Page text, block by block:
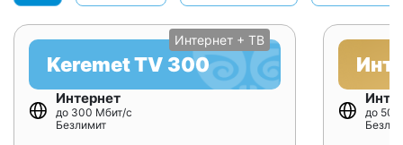
Интернет + ТВ
Keremet TV 300
Интернет
до 300 Мбит/с
Безлимит
до